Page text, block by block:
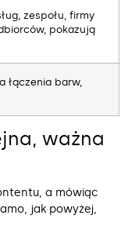
zespołu, firmy
pokazują
łączenia barw,
ważna
a mówiąc
jak powyżej,